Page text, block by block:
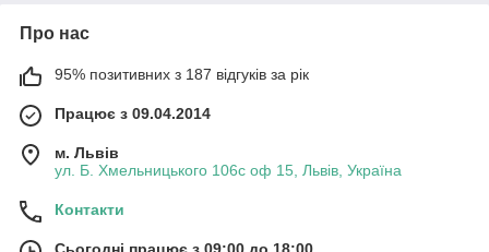
Про нас
95% позитивних з 187 відгуків за рік
Працює з 09.04.2014
м. Львів
ул. Б. Хмельницького 106с оф 15, Львів, Україна
Контакти
Сьогодні працює з 09:00 до 18:00